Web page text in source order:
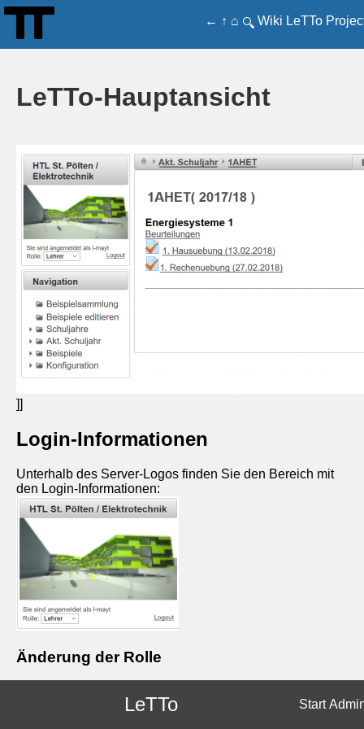
← ↑ ⌂ 🔍 Wiki LeTTo
LeTTo-Hauptansicht
]]
Login-Informationen
Unterhalb des Server-Logos finden Sie den Bereich mit
den Login-Informationen:
Änderung der Rolle
LeTTo Start